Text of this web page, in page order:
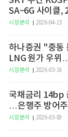
SA~6G 사이클,
예고
시장분석 2026-04-13
하나증권 "중동
LNG 원가 우위
승 전망"
시장분석 2026-03-16
국채금리 14bp
…은행주 방어
시장분석 2026-03-09